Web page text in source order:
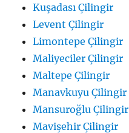
Kuşadası Çilingir
Levent Çilingir
Limontepe Çilingir
Maliyeciler Çilingir
Maltepe Çilingir
Manavkuyu Çilingir
Mansuroğlu Çilingir
Mavişehir Çilingir